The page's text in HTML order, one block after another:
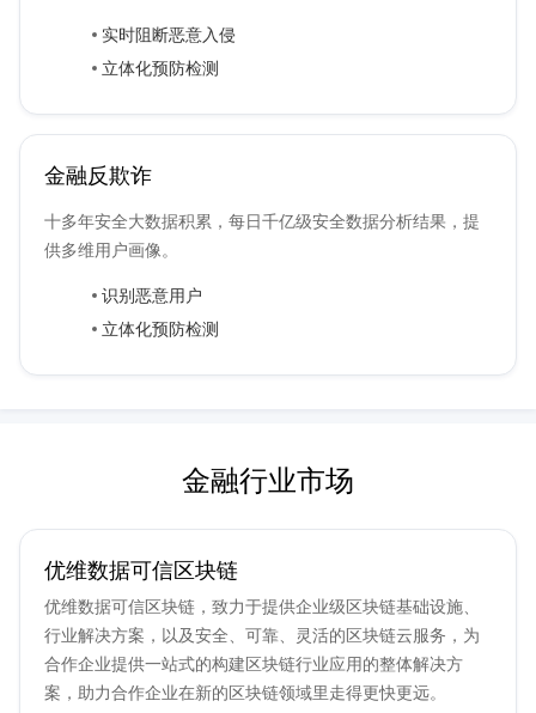
实时阻断恶意入侵
立体化预防检测
金融反欺诈
十多年安全大数据积累，每日千亿级安全数据分析结果，提
供多维用户画像。
识别恶意用户
立体化预防检测
金融行业市场
优维数据可信区块链
优维数据可信区块链，致力于提供企业级区块链基础设施、
行业解决方案，以及安全、可靠、灵活的区块链云服务，为
合作企业提供一站式的构建区块链行业应用的整体解决方
案，助力合作企业在新的区块链领域里走得更快更远。